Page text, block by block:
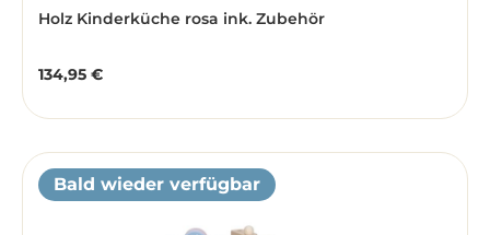
Holz Kinderküche rosa ink. Zubehör
Regulärer Preis:
134,95 €
Bald wieder verfügbar